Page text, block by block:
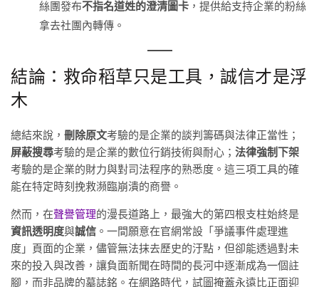
絲團發布不指名道姓的澄清圖卡 ，提供給支持企業的粉絲
拿去社團內轉傳。
結論：救命稻草只是工具，誠信才是浮
木
總結來說， 刪除原文考驗的是企業的談判籌碼與法律正當性；
屏蔽搜尋考驗的是企業的數位行銷技術與耐心； 法律強制下架
考驗的是企業的財力與對司法程序的熟悉度。這三項工具的確
能在特定時刻挽救瀕臨崩潰的商譽。
然而，在聲譽管理的漫長道路上，最強大的第四根支柱始終是
資訊透明度與誠信 。一間願意在官網常設「爭議事件處理進
度」頁面的企業，儘管無法抹去歷史的汙點，但卻能透過對未
來的投入與改善，讓負面新聞在時間的長河中逐漸成為一個註
腳，而非品牌的墓誌銘。在網路時代，試圖掩蓋永遠比正面迎